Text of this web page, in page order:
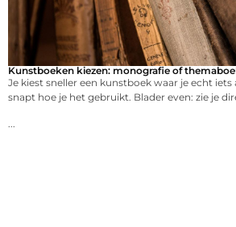
Kunstboeken kiezen: monografie of
Je kiest sneller een kunstboek waar je echt iets
snapt hoe je het gebruikt. Blader even: zie je